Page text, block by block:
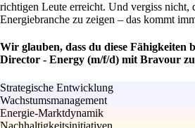
richtigen Leute erreicht. Und vergiss nicht,
Energiebranche zu zeigen – das kommt
Wir glauben, dass du diese Fähigkeiten
Director - Energy (m/f/d) mit Bravour zu
Strategische Entwicklung
Wachstumsmanagement
Energie-Marktdynamik
Nachhaltigkeitsinitiativen